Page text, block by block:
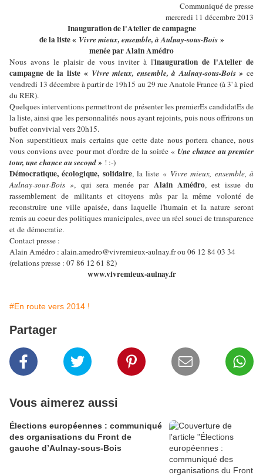
Communiqué de presse
mercredi 11 décembre 2013
Inauguration de l'Atelier de campagne
de la liste « Vivre mieux, ensemble, à Aulnay-sous-Bois »
menée par Alain Amédro
Nous avons le plaisir de vous inviter à l'inauguration de l'Atelier de
campagne de la liste « Vivre mieux, ensemble, à Aulnay-sous-Bois » ce
vendredi 13 décembre à partir de 19h15 au 29 rue Anatole France (à 3' à pied
du RER).
Quelques interventions permettront de présenter les premierEs candidatEs de
la liste, ainsi queles personnalités nous ayant rejoints, puis nous offrirons un
buffet convivial vers 20h15.
Non superstitieux mais certains que cette date nous portera chance, nous
vous convions avec pour mot d'ordre de la soirée « Une chance au premier
tour, une chance au second » ! :-)
Démocratique, écologique, solidaire, la liste « Vivre mieux, ensemble, à
Aulnay-sous-Bois », qui sera menée par Alain Amédro, est issue du
rassemblement de militants et citoyens mûs par la même volonté de
reconstruire une ville apaisée, dans laquelle l'humain et la nature seront
remis au coeur des politiques municipales, avec un réel souci de transparence
et de démocratie.
Contact presse :
Alain Amédro : alain.amedro@vivremieux-aulnay.fr ou 06 12 84 03 34
(relations presse : 07 86 12 61 82)
www.vivremieux-aulnay.fr
#En route vers 2014 !
Partager
Vous aimerez aussi
Élections européennes : communiqué
des organisations du Front de
gauche d’Aulnay-sous-Bois